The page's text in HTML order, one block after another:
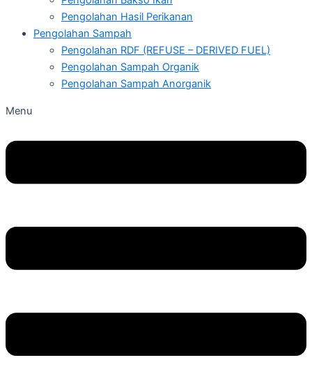
Pengolahan Hasil Perikanan
Pengolahan Sampah
Pengolahan RDF (REFUSE – DERIVED FUEL)
Pengolahan Sampah Organik
Pengolahan Sampah Anorganik
Menu